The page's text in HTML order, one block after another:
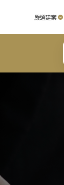
嚴選建案